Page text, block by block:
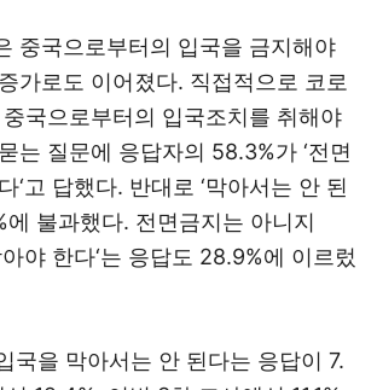
중국으로부터의 입국을 금지해야
가로도 이어졌다. 직접적으로 코로
국으로부터의 입국조치를 취해야
는 질문에 응답자의 58.3%가 ‘전면
‘고 답했다. 반대로 ‘막아서는 안 된
에 불과했다. 전면금지는 아니지
야 한다‘는 응답도 28.9%에 이르렀
국을 막아서는 안 된다는 응답이 7.